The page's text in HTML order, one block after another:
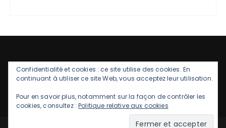
Confidentialité et cookies : ce site utilise des cookies. En
continuant à utiliser ce site Web, vous acceptez leur utilisation.
Pour en savoir plus, notamment sur la façon de contrôler les
cookies, consultez :Politique relative aux cookies